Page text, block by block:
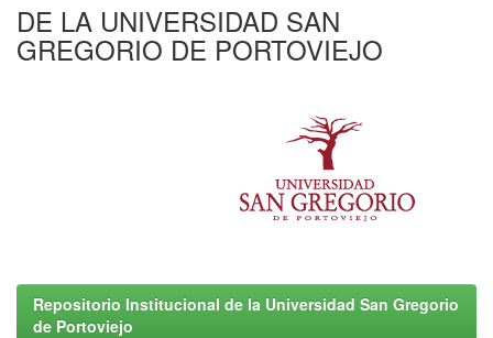
DE LA UNIVERSIDAD SAN
GREGORIO DE PORTOVIEJO
Repositorio Institucional de la Universidad San Gregorio
de Portoviejo